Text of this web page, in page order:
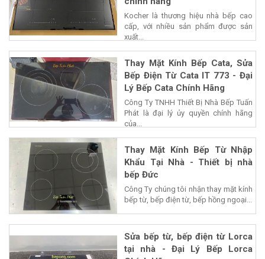
Kocher là thương hiệu nhà bếp cao
cấp, với nhiều sản phẩm được sản
xuất...
Thay Mặt Kính Bếp Cata, Sửa
Bếp Điện Từ Cata IT 773 - Đại
Lý Bếp Cata Chính Hãng
Công Ty TNHH Thiết Bị Nhà Bếp Tuấn
Phát là đại lý ủy quyền chính hãng
của...
Thay Mặt Kính Bếp Từ Nhập
Khẩu Tại Nhà - Thiết bị nhà
bếp Đức
Công Ty chúng tôi nhận thay mặt kính
bếp từ, bếp điện từ, bếp hồng ngoại...
Sửa bếp từ, bếp điện từ Lorca
tại nhà - Đại Lý Bếp Lorca